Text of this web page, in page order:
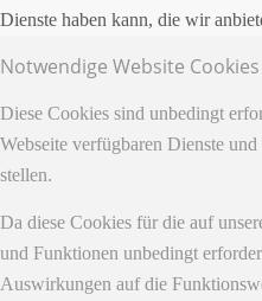
Dienste haben kann, die wir
Notwendige Website Cookies
Diese Cookies sind unbedingt
Webseite verfügbaren Dienste
stellen.
Da diese Cookies für die auf
und Funktionen unbedingt
Auswirkungen auf die